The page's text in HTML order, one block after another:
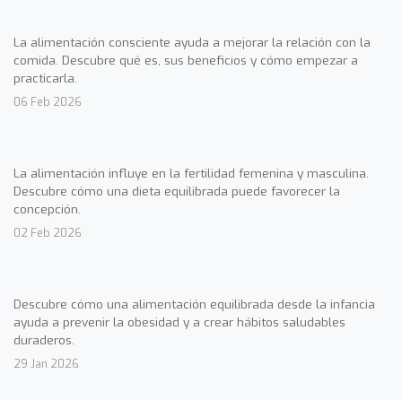
La alimentación consciente ayuda a mejorar la relación con la
comida. Descubre qué es, sus beneficios y cómo empezar a
practicarla.
06 Feb 2026
La alimentación influye en la fertilidad femenina y masculina.
Descubre cómo una dieta equilibrada puede favorecer la
concepción.
02 Feb 2026
Descubre cómo una alimentación equilibrada desde la infancia
ayuda a prevenir la obesidad y a crear hábitos saludables
duraderos.
29 Jan 2026